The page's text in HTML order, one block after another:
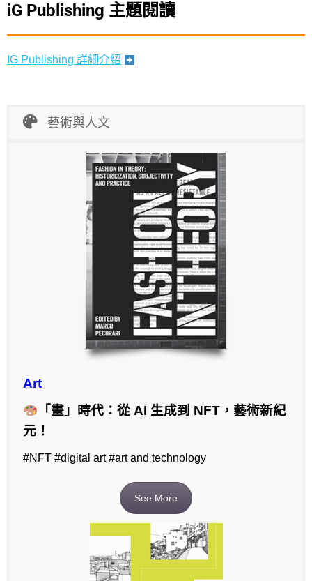
iG Publishing 主題閱讀
IG Publishing 詳細介紹
藝術與人文
Art
「畫」時代：從 AI 生成到 NFT，藝術新紀
元！
#NFT #digital art #art and technology
See More